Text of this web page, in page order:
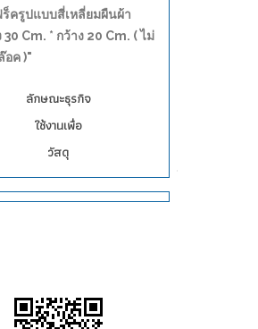
ครูปแบบสี่เหลี่ยมผืนผ้า
Cm. * กว้าง 20 Cm. ( ไม่
อค )"
ลักษณะธุรกิจ
ใช้งานเพื่อ
วัสดุ